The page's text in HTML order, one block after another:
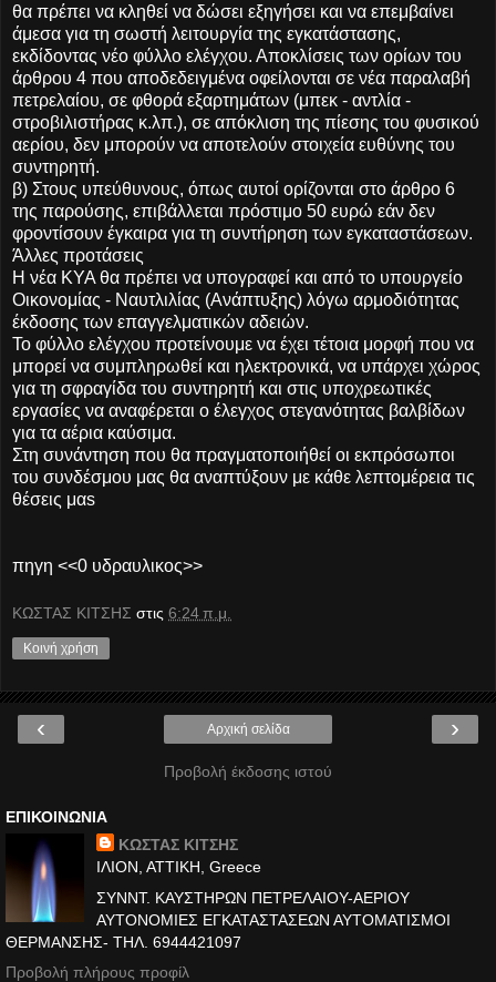
θα πρέπει να κληθεί να δώσει εξηγήσει και να επεμβαίνει
άμεσα για τη σωστή λειτουργία της εγκατάστασης,
εκδίδοντας νέο φύλλο ελέγχου. Αποκλίσεις των ορίων του
άρθρου 4 που αποδεδειγμένα οφείλονται σε νέα παραλαβή
πετρελαίου, σε φθορά εξαρτημάτων (μπεκ - αντλία -
στροβιλιστήρας κ.λπ.), σε απόκλιση της πίεσης του φυσικού
αερίου, δεν μπορούν να αποτελούν στοιχεία ευθύνης του
συντηρητή.
β) Στους υπεύθυνους, όπως αυτοί ορίζονται στο άρθρο 6
της παρούσης, επιβάλλεται πρόστιμο 50 ευρώ εάν δεν
φροντίσουν έγκαιρα για τη συντήρηση των εγκαταστάσεων.
Άλλες προτάσεις
Η νέα ΚΥΑ θα πρέπει να υπογραφεί και από το υπουργείο
Οικονομίας - Ναυτλιλίας (Ανάπτυξης) λόγω αρμοδιότητας
έκδοσης των επαγγελματικών αδειών.
Το φύλλο ελέγχου προτείνουμε να έχει τέτοια μορφή που να
μπορεί να συμπληρωθεί και ηλεκτρονικά, να υπάρχει χώρος
για τη σφραγίδα του συντηρητή και στις υποχρεωτικές
εργασίες να αναφέρεται ο έλεγχος στεγανότητας βαλβίδων
για τα αέρια καύσιμα.
Στη συνάντηση που θα πραγματοποιήθεί οι εκπρόσωποι
του συνδέσμου μας θα αναπτύξουν με κάθε λεπτομέρεια τις
θέσεις μαs
πηγη <<0 υδραυλικος>>
ΚΩΣΤΑΣ ΚΙΤΣΗΣ στις 6:24 π.μ.
Κοινή χρήση
‹ ›
Αρχική σελίδα
Προβολή έκδοσης ιστού
ΕΠΙΚΟΙΝΩΝΙΑ
ΚΩΣΤΑΣ ΚΙΤΣΗΣ
ΙΛΙΟΝ, ΑΤΤΙΚΗ, Greece
ΣΥΝΝΤ. ΚΑΥΣΤΗΡΩΝ ΠΕΤΡΕΛΑΙΟΥ-ΑΕΡΙΟΥ
ΑΥΤΟΝΟΜΙΕΣ ΕΓΚΑΤΑΣΤΑΣΕΩΝ ΑΥΤΟΜΑΤΙΣΜΟΙ
ΘΕΡΜΑΝΣΗΣ- ΤΗΛ. 6944421097
Προβολή πλήρους προφίλ